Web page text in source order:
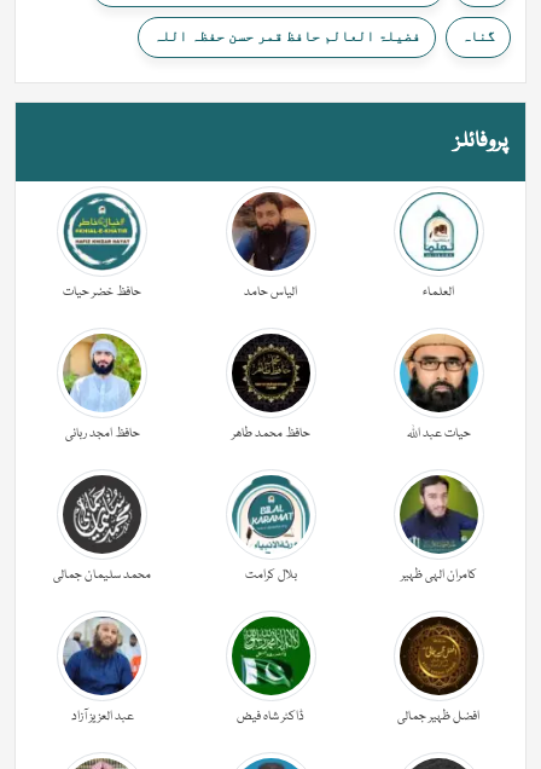
گناہ فضیلۃ العالم حافظ قمر حسن حفظہ اللہ
پروفائلز
العلماء الیاس حامد حافظ خضر حیات
حیات عبد اللہ حافظ محمد طاھر حافظ امجد ربانی
کامران الہی ظہیر بلال کرامت محمد سلیمان جمالی
افضل ظہیر جمالی ڈاکٹر شاہ فیض عبد العزیز آزاد